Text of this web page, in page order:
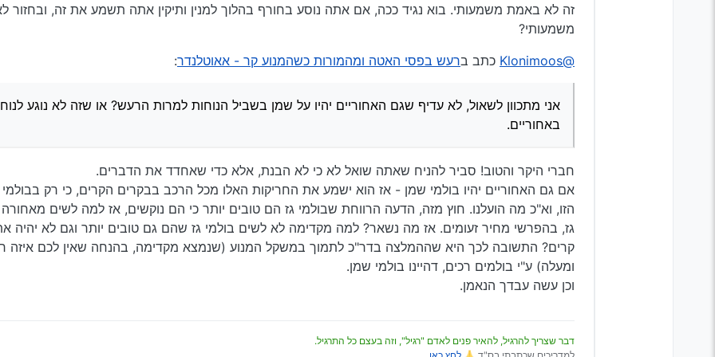
זה לא באמת משמעותי. בוא נגיד ככה, אם אתה נוסע בחורף בהלוך למנין ותיקין אתה תשמע את זה, ובחזור
משמעותי?
@Klonimoos
כתב ברעש בפסי האטה ומהמורות כשהמנוע קר - אאוטלנדר:
אני מתכוון לשאול, לא עדיף שגם האחוריים יהיו על שמן בשביל הנוחות למרות הרעש? או שזה לא נוגע
באחוריים.
חברי היקר והטוב! סביר להניח שאתה שואל לא כי לא הבנת, אלא כדי שאחדד את הדברים.
אם גם האחוריים יהיו בולמי שמן - אז הוא ישמע את החריקות האלו מכל הרכב בבקרים הקרים, כי רק
הזו, וא"כ מה הועלנו. חוץ מזה, הדעה הרווחת שבולמי גז הם טובים יותר כי הם נוקשים, אז למה לשים מאחורה
גז, בהפרשי מחיר זעומים. אז מה נשאר? למה מקדימה לא לשים בולמי גז שהם גם טובים יותר וגם לא יהיה
קרים? התשובה לכך היא שההמלצה בדר"כ לתמוך במשקל המנוע (שנמצא מקדימה, בהנחה שאין לכם איזה
ומעלה) ע"י בולמים רכים, דהיינו בולמי שמן.
וכן עשה עבדך הנאמן.
דבר שצריך להרגיל, להאיר פנים לאדם "רגיל", וזה בעצם כל התרגיל.